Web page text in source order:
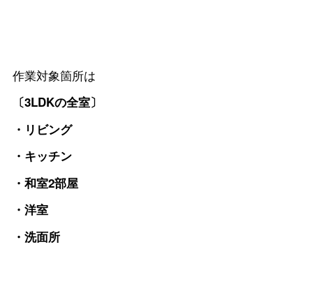
作業対象箇所は
〔3LDKの全室〕
・リビング
・キッチン
・和室2部屋
・洋室
・洗面所